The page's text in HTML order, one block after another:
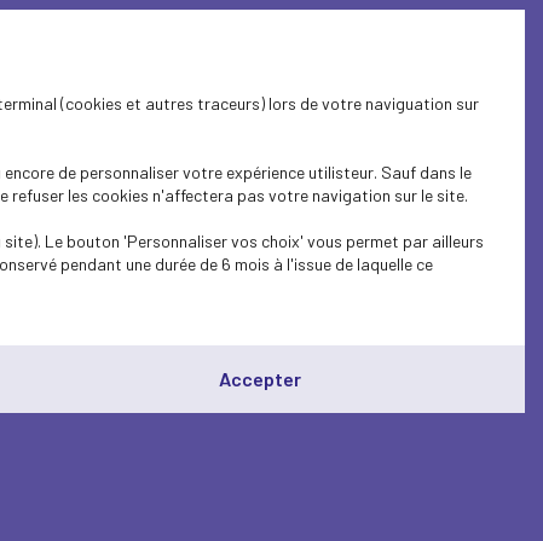
(cookies et autres traceurs) lors de votre naviguation sur
de personnaliser votre expérience utilisteur. Sauf dans le
refuser les cookies n'affectera pas votre navigation sur le site.
Le bouton 'Personnaliser vos choix' vous permet par ailleurs
pendant une durée de 6 mois à l'issue de laquelle ce
Accepter